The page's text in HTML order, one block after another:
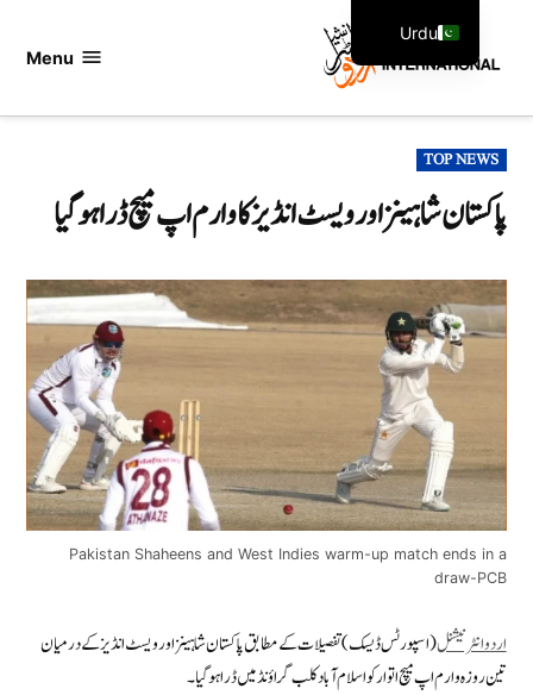
Menu
POSTED
IN
TOP NEWS
پاکستان شاہینز اور ویسٹ انڈیز کا وارم اپ میچ ڈرا ہوگیا
Pakistan Shaheens and West Indies warm-up match ends in a
draw-PCB
اردوانٹرنیشنل(اسپورٹس ڈیسک) تفصیلات کے مطابق پاکستان شاہینز اور ویسٹ انڈیز کے درمیان
تین روزہ وارم اپ میچ اتوار کو اسلام آباد کلب گراؤنڈ میں ڈرا ہو گیا۔
Urdu
English